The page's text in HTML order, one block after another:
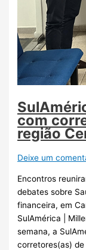
com
região
Deixe um
Encontros
debates sobre
financeira, em
SulAmérica |
semana, a
corretores(as)